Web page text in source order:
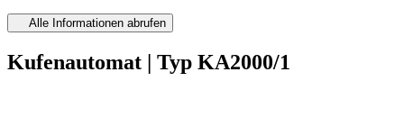
Alle Informationen abrufen
Kufenautomat | Typ KA2000/1